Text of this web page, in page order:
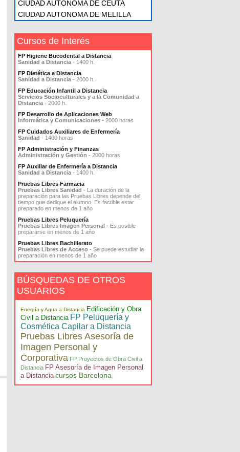
CIUDAD AUTONOMA DE CEUTA
CIUDAD AUTONOMA DE MELILLA
Cursos de Interés
FP Higiene Bucodental a Distancia
Sanidad a Distancia - 1400 h.
FP Dietética a Distancia
Sanidad a Distancia - 2000 h.
FP Educación Infantil a Distancia
Servicios Socioculturales y a la Comunidad a
Distancia - 2000 h.
FP Desarrollo de Aplicaciones Web
Informática y Comunicaciones - 2000 horas
FP Cuidados Auxiliares de Enfermería
Sanidad - 1400 horas
FP Administración y Finanzas
Administración y Gestión - 2000 horas
FP Auxiliar de Enfermería a Distancia
Sanidad a Distancia - 1400 h.
Pruebas Libres Farmacia
Pruebas Libres Sanidad - La duración de la
preparación para las Pruebas Libres depende del
tiempo que dedique el alumno. Es factible estar
preparado en menos de 1 año
Pruebas Libres Peluquería
Pruebas Libres Imagen Personal - Es posible
prepararse en menos de 1 año
Pruebas Libres Bachillerato
Pruebas Libres de Acceso - Se puede estudiar la
preparación en menos de 1 año
BÚSQUEDAS DE OTROS
USUARIOS
Energía y Agua a Distancia Edificación y Obra
Civil a Distancia FP Peluquería y
Cosmética Capilar a Distancia
Pruebas Libres Asesoría de
Imagen Personal y
Corporativa FP Proyectos de Obra Civil a
Distancia FP Asesoría de Imagen Personal
a Distancia cursos Barcelona